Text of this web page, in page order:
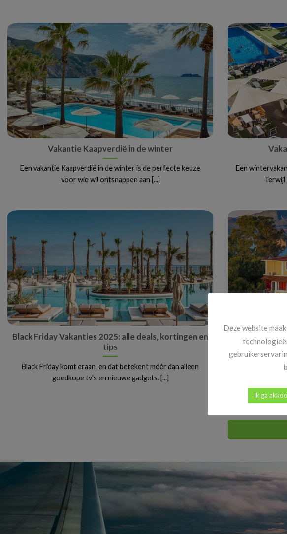
Vakantie Kaapverdië in de winter
Een vakantie Kaapverdië in de winter is de perfecte keuze
voor wie wil ontsnappen aan [...]
Een
Terwijl
Black Friday Vakanties 2025: alle deals, kortingen en
tips
Black Friday komt eraan, en dat betekent méér dan alleen
goedkope tv’s en nieuwe gadgets. [...]
Vanaf
Heb jij al
Deze website
Ik ga